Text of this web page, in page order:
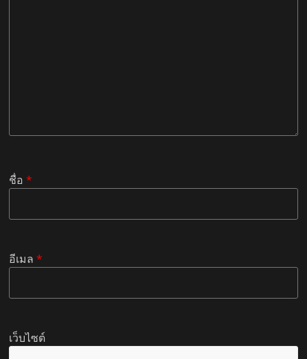
ชื่อ*
อีเมล*
เว็บไซต์